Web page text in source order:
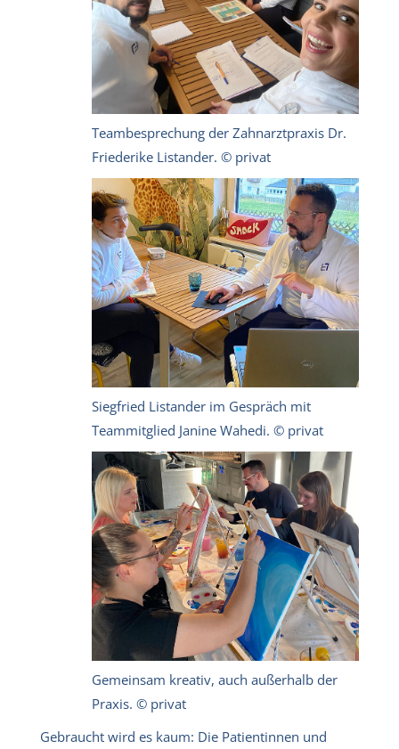
Teambesprechung der Zahnarztpraxis Dr.
Friederike Listander. © privat
Siegfried Listander im Gespräch mit
Teammitglied Janine Wahedi. © privat
Gemeinsam kreativ, auch außerhalb der
Praxis. © privat
Gebraucht wird es kaum: Die Patientinnen und